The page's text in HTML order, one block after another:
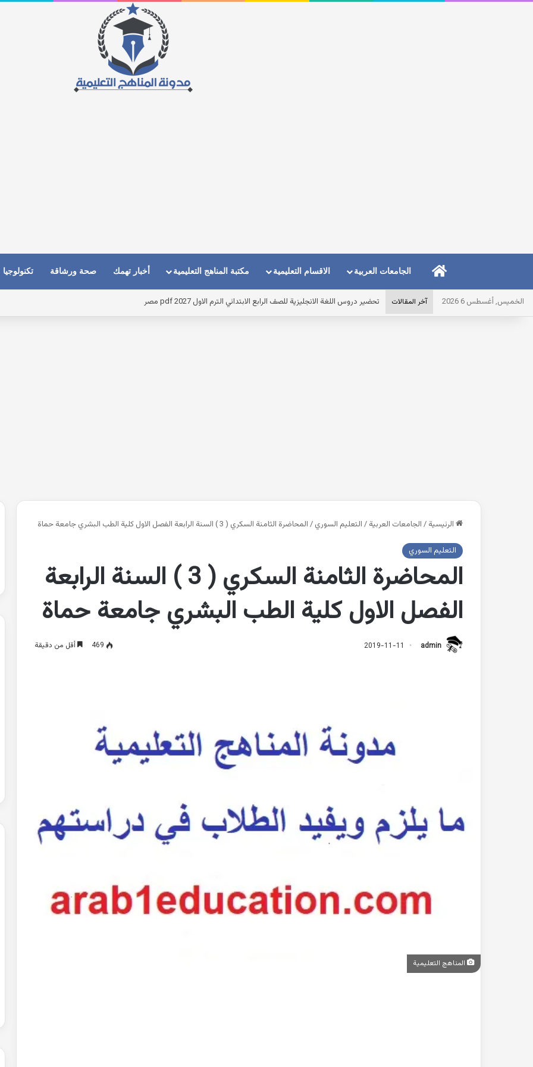
الرئيسيةالجامعات العربية الاقسام التعليمية مكتبة المناهج التعليمية أخبار تهمك صحة ورشاقة تكنولوجيا
الخميس, أغسطس 6 2026 آخر المقالات أقوى مذكرة ماث math للصف الاول الابتدائى لغات الترم الاول pdf 2027 مصر
الرئيسية / الجامعات العربية / التعليم السوري / المحاضرة الثامنة السكري ( 3 ) السنة الرابعة الفصل الاول كلية الطب البشري جامعة حماة
التعليم السوري
المحاضرة الثامنة السكري ( 3 ) السنة الرابعة
الفصل الاول كلية الطب البشري جامعة حماة
admin
2019-11-11
469 أقل من دقيقة
المناهج التعليمية